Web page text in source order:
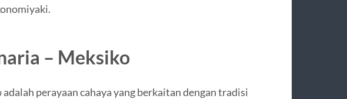
– Meksiko
perayaan cahaya yang berkaitan dengan tradisi